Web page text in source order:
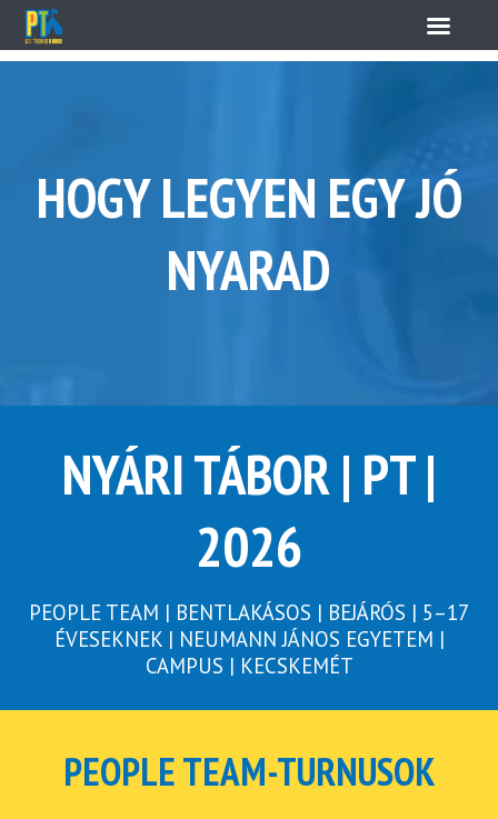
HOGY LEGYEN EGY JÓ
NYARAD
NYÁRI TÁBOR | PT |
2026
PEOPLE TEAM | BENTLAKÁSOS | BEJÁRÓS | 5–17
ÉVESEKNEK | NEUMANN JÁNOS EGYETEM |
CAMPUS | KECSKEMÉT
PEOPLE TEAM-TURNUSOK